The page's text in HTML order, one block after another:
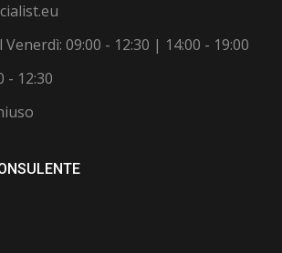
09:00 - 12:30 | 14:00 - 19:00
- 12:30